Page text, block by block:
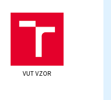
VUT VZOR